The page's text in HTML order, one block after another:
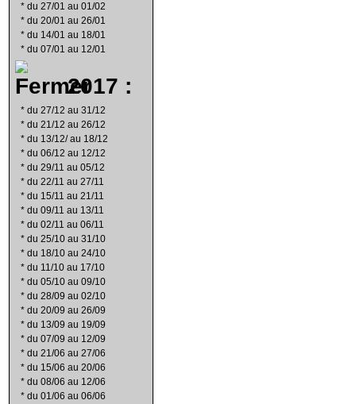
* du 27/01 au 01/02
* du 20/01 au 26/01
* du 14/01 au 18/01
* du 07/01 au 12/01
2017 :
* du 27/12 au 31/12
* du 21/12 au 26/12
* du 13/12/ au 18/12
* du 06/12 au 12/12
* du 29/11 au 05/12
* du 22/11 au 27/11
* du 15/11 au 21/11
* du 09/11 au 13/11
* du 02/11 au 06/11
* du 25/10 au 31/10
* du 18/10 au 24/10
* du 11/10 au 17/10
* du 05/10 au 09/10
* du 28/09 au 02/10
* du 20/09 au 26/09
* du 13/09 au 19/09
* du 07/09 au 12/09
* du 21/06 au 27/06
* du 15/06 au 20/06
* du 08/06 au 12/06
* du 01/06 au 06/06